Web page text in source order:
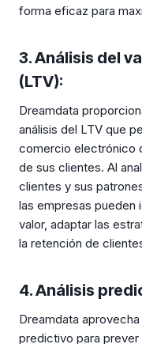
forma eficaz para
3. Análisis del
(LTV):
Dreamdata
análisis del LTV que
comercio electrónico
de sus clientes. Al
clientes y sus
las empresas pueden
valor, adaptar las
la retención de
4. Análisis
Dreamdata
predictivo para